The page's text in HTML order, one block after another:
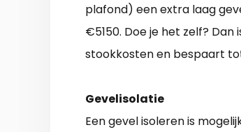
plafond) een extra laag
€5150. Doe je het zelf?
stookkosten en bespaart
Gevelisolatie
Een gevel isoleren is